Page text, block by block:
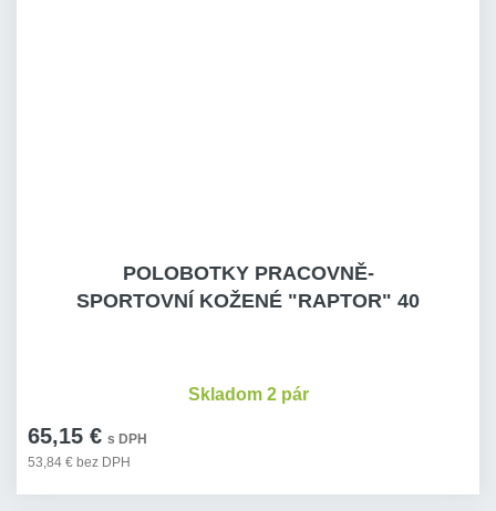
POLOBOTKY PRACOVNĚ-
SPORTOVNÍ KOŽENÉ "RAPTOR" 40
65,15 € s DPH
53,84 € bez DPH
Skladom 2 pár